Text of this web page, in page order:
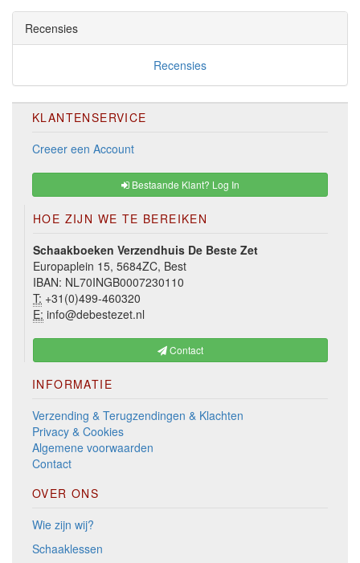
Recensies
Recensies
KLANTENSERVICE
Creeer een Account
Bestaande Klant? Log In
HOE ZIJN WE TE BEREIKEN
Schaakboeken Verzendhuis De Beste Zet
Europaplein 15, 5684ZC, Best
IBAN: NL70INGB0007230110
T: +31(0)499-460320
E: info@debestezet.nl
Contact
INFORMATIE
Verzending & Terugzendingen & Klachten
Privacy & Cookies
Algemene voorwaarden
Contact
OVER ONS
Wie zijn wij?
Schaaklessen